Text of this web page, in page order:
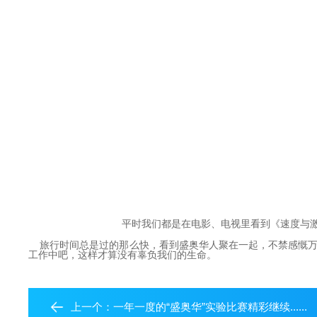
平时我们都是在电影、电视里看到《速度与
旅行时间总是过的那么快，看到盛奥华人聚在一起，不禁感慨
工作中吧，这样才算没有辜负我们的生命。
上一个：一年一度的“盛奥华”实验比赛精彩继续......